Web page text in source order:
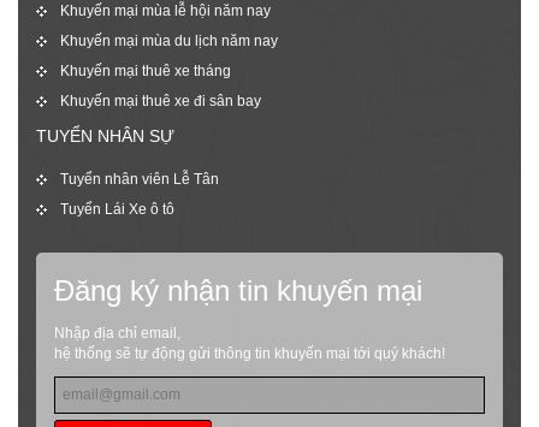
Khuyến mại mùa lễ hội năm nay
Khuyến mại mùa du lịch năm nay
Khuyến mại thuê xe tháng
Khuyến mại thuê xe đi sân bay
TUYỂN NHÂN SỰ
Tuyển nhân viên Lễ Tân
Tuyển Lái Xe ô tô
Đăng ký nhận tin khuyến mại
Nhập địa chỉ email,
hệ thống sẽ tự động gửi thông tin khuyến mại tới quý khách!